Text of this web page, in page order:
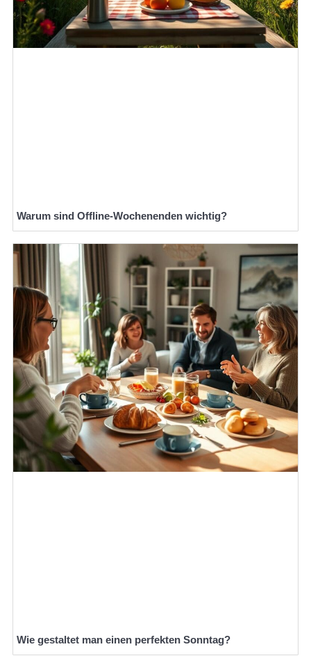
Warum sind Offline-Wochenenden wichtig?
Wie gestaltet man einen perfekten Sonntag?